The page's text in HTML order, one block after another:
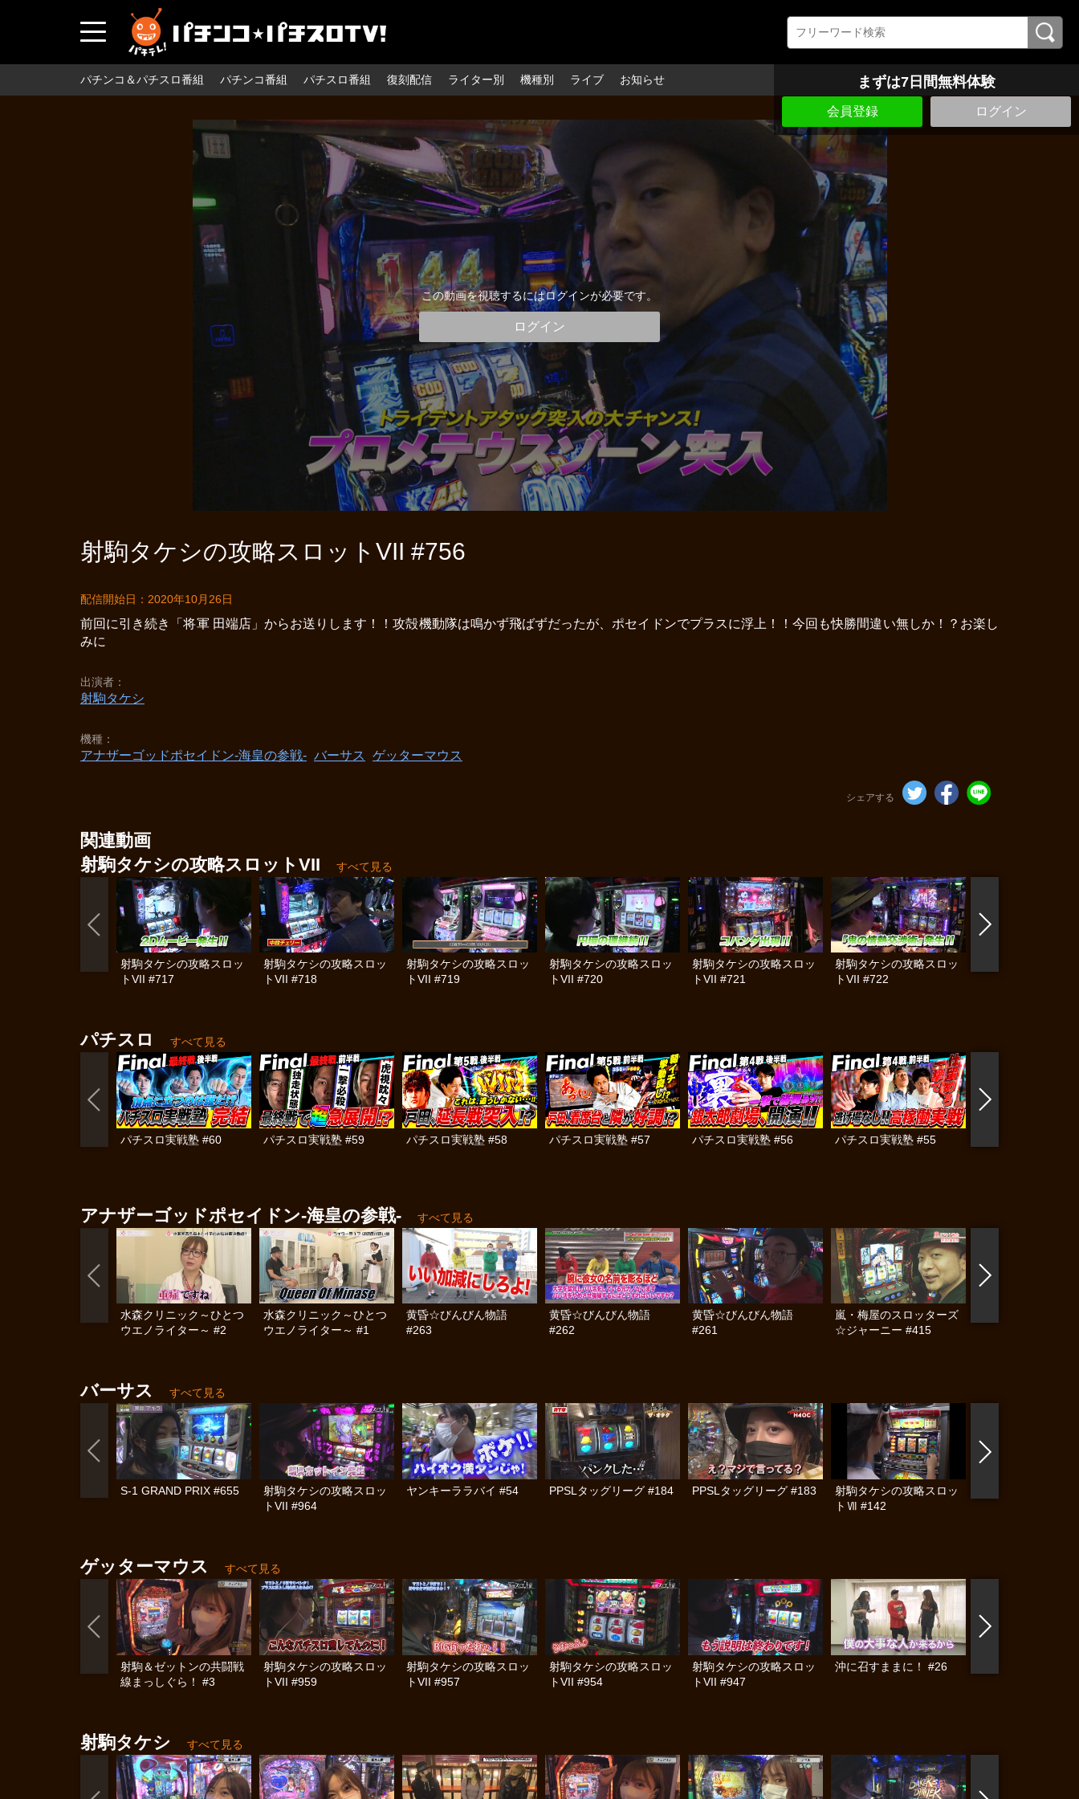
パチンコ＆パチスロ番組 パチンコ番組 パチスロ番組 復刻配信 ライター別 機種別 ライブ お知らせ まずは7日間無料体験
会員登録 ログイン
この動画を視聴するにはログインが必要です。
ログイン
射駒タケシの攻略スロットVII #756
配信開始日：2020年10月26日
前回に引き続き「将軍 田端店」からお送りします！！攻殻機動隊は鳴かず飛ばずだったが、ポセイドンでプラスに浮上！！今回も快勝間違い無しか！？お楽し
みに
出演者
射駒タケシ
機種
アナザーゴッドポセイドン-海皇の参戦- バーサス ゲッターマウス
シェアする
関連動画
射駒タケシの攻略スロットVII
すべて見る
射駒タケシの攻略スロッ
トVII #717
射駒タケシの攻略スロッ
トVII #718
射駒タケシの攻略スロッ
トVII #719
射駒タケシの攻略スロッ
トVII #720
射駒タケシの攻略スロッ
トVII #721
射駒タケシの攻略スロッ
トVII #722
パチスロ すべて見る
パチスロ実戦塾 #60 パチスロ実戦塾 #59 パチスロ実戦塾 #58 パチスロ実戦塾 #57 パチスロ実戦塾 #56 パチスロ実戦塾 #55
アナザーゴッドポセイドン-海皇の参戦- すべて見る
水森クリニック～ひとつ
ウエノライター～ #2
水森クリニック～ひとつ
ウエノライター～ #1
黄昏☆びんびん物語
#263
黄昏☆びんびん物語
#262
黄昏☆びんびん物語
#261
嵐・梅屋のスロッターズ
☆ジャーニー #415
バーサス すべて見る
S-1 GRAND PRIX #655
射駒タケシの攻略スロッ
トVII #964
ヤンキーララバイ #54 PPSLタッグリーグ #184 PPSLタッグリーグ #183
射駒タケシの攻略スロッ
トⅦ #142
ゲッターマウス すべて見る
射駒＆ゼットンの共闘戦
線まっしぐら！ #3
射駒タケシの攻略スロッ
トVII #959
射駒タケシの攻略スロッ
トVII #957
射駒タケシの攻略スロッ
トVII #954
射駒タケシの攻略スロッ
トVII #947
沖に召すままに！ #26
射駒タケシ すべて見る